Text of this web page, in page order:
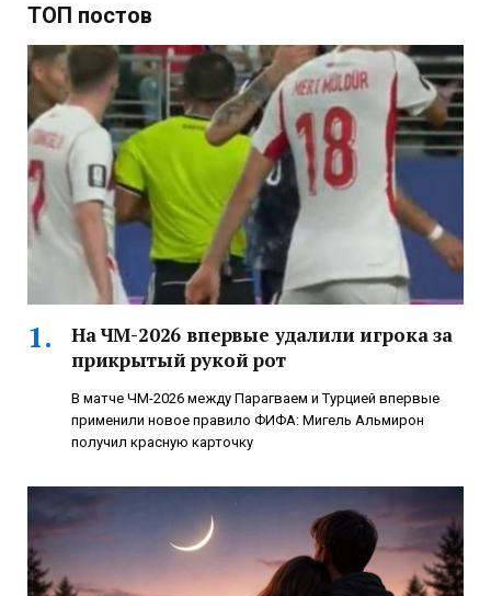
ТОП постов
На ЧМ-2026 впервые удалили игрока за
прикрытый рукой рот
В матче ЧМ-2026 между Парагваем и Турцией впервые
применили новое правило ФИФА: Мигель Альмирон
получил красную карточку